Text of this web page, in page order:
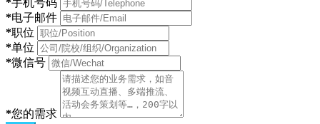
*手机号码
*电子邮件
*职位
*单位
*微信号
*您的需求